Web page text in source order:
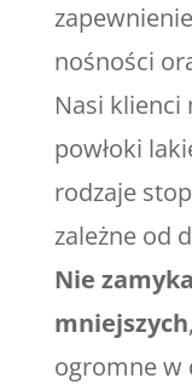
nośności
Nasi klienci
powłoki
rodzaje
zależne od
Nie
mniejszych
ogromne w